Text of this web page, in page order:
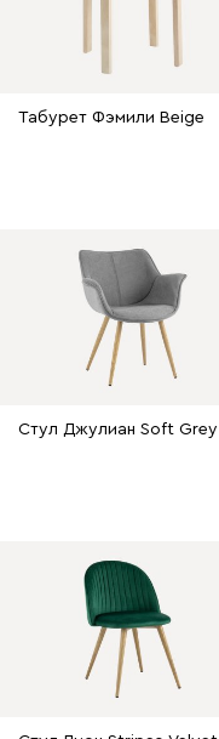
Табурет Фэмили Beige
Стул Джулиан Soft Grey